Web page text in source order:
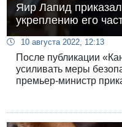
Яир Лапид
укреплению его
10 августа 2022, 12:13
После публикации
усиливать меры
премьер-министр